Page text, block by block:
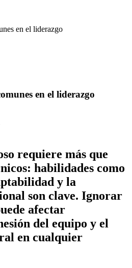
en el liderazgo
requiere más que
habilidades como
y la
son clave. Ignorar
afectar
del equipo y el
en cualquier